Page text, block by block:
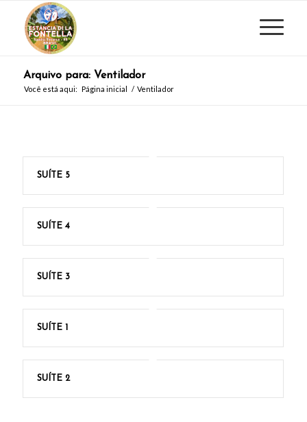
Arquivo para: Ventilador
Você está aqui: Página inicial / Ventilador
SUÍTE 5
SUÍTE 4
SUÍTE 3
SUÍTE 1
SUÍTE 2